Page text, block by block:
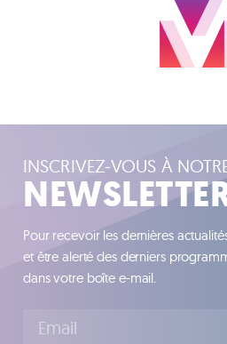
INSCRIVEZ-VOUS À
Pour recevoir les dernières
et être alerté des derniers
dans votre boîte e-mail.